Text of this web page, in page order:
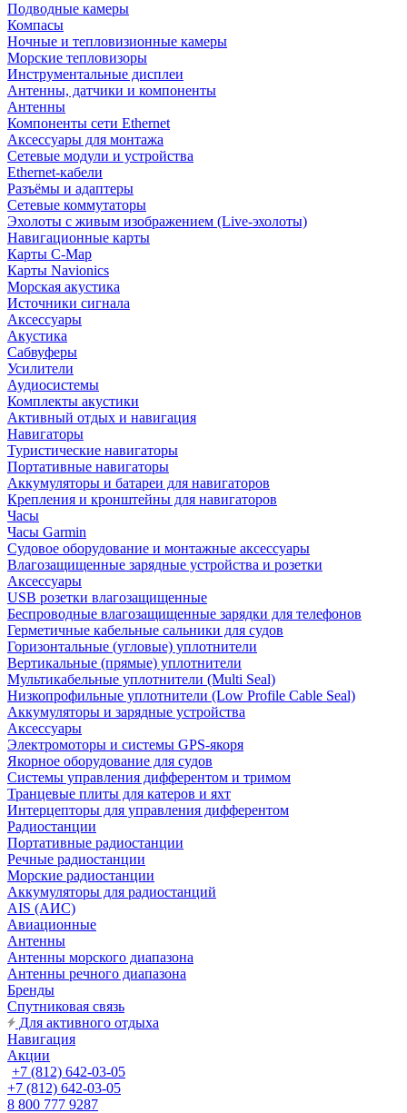
Подводные камеры
Компасы
Ночные и тепловизионные камеры
Морские тепловизоры
Инструментальные дисплеи
Антенны, датчики и компоненты
Антенны
Компоненты сети Ethernet
Аксессуары для монтажа
Сетевые модули и устройства
Ethernet-кабели
Разъёмы и адаптеры
Сетевые коммутаторы
Эхолоты с живым изображением (Live-эхолоты)
Навигационные карты
Карты C-Map
Карты Navionics
Морская акустика
Источники сигнала
Аксессуары
Акустика
Сабвуферы
Усилители
Аудиосистемы
Комплекты акустики
Активный отдых и навигация
Навигаторы
Туристические навигаторы
Портативные навигаторы
Аккумуляторы и батареи для навигаторов
Крепления и кронштейны для навигаторов
Часы
Часы Garmin
Судовое оборудование и монтажные аксессуары
Влагозащищенные зарядные устройства и розетки
Аксессуары
USB розетки влагозащищенные
Беспроводные влагозащищенные зарядки для телефонов
Герметичные кабельные сальники для судов
Горизонтальные (угловые) уплотнители
Вертикальные (прямые) уплотнители
Мультикабельные уплотнители (Multi Seal)
Низкопрофильные уплотнители (Low Profile Cable Seal)
Аккумуляторы и зарядные устройства
Аксессуары
Электромоторы и системы GPS-якоря
Якорное оборудование для судов
Системы управления дифферентом и тримом
Транцевые плиты для катеров и яхт
Интерцепторы для управления дифферентом
Радиостанции
Портативные радиостанции
Речные радиостанции
Морские радиостанции
Аккумуляторы для радиостанций
AIS (АИС)
Авиационные
Антенны
Антенны морского диапазона
Антенны речного диапазона
Бренды
Спутниковая связь
Для активного отдыха
Навигация
Акции
+7 (812) 642-03-05
+7 (812) 642-03-05
8 800 777 9287